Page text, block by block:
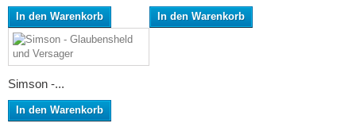
In den Warenkorb In den Warenkorb
Simson -...
In den Warenkorb